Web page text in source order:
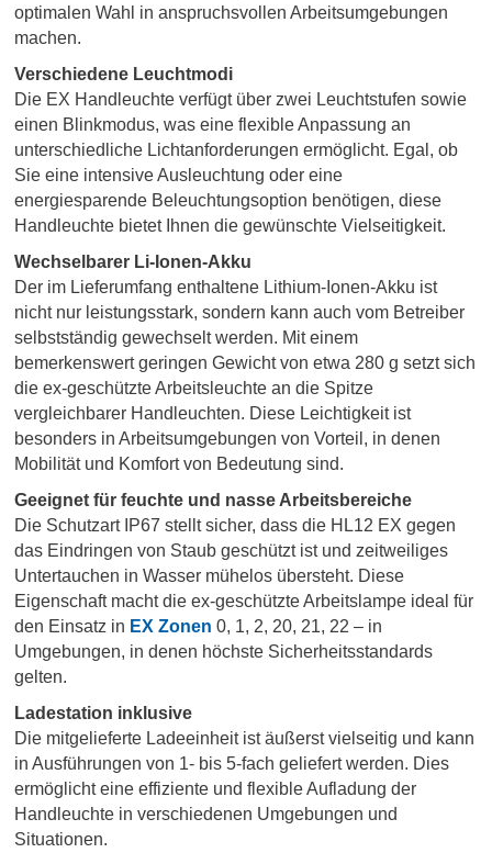
optimalen Wahl in anspruchsvollen Arbeitsumgebungen
machen.
Verschiedene Leuchtmodi
Die EX Handleuchte verfügt über zwei Leuchtstufen sowie
einen Blinkmodus, was eine flexible Anpassung an
unterschiedliche Lichtanforderungen ermöglicht. Egal, ob
Sie eine intensive Ausleuchtung oder eine
energiesparende Beleuchtungsoption benötigen, diese
Handleuchte bietet Ihnen die gewünschte Vielseitigkeit.
Wechselbarer Li-Ionen-Akku
Der im Lieferumfang enthaltene Lithium-Ionen-Akku ist
nicht nur leistungsstark, sondern kann auch vom Betreiber
selbstständig gewechselt werden. Mit einem
bemerkenswert geringen Gewicht von etwa 280 g setzt sich
die ex-geschützte Arbeitsleuchte an die Spitze
vergleichbarer Handleuchten. Diese Leichtigkeit ist
besonders in Arbeitsumgebungen von Vorteil, in denen
Mobilität und Komfort von Bedeutung sind.
Geeignet für feuchte und nasse Arbeitsbereiche
Die Schutzart IP67 stellt sicher, dass die HL12 EX gegen
das Eindringen von Staub geschützt ist und zeitweiliges
Untertauchen in Wasser mühelos übersteht. Diese
Eigenschaft macht die ex-geschützte Arbeitslampe ideal für
den Einsatz in EX Zonen 0, 1, 2, 20, 21, 22 – in
Umgebungen, in denen höchste Sicherheitsstandards
gelten.
Ladestation inklusive
Die mitgelieferte Ladeeinheit ist äußerst vielseitig und kann
in Ausführungen von 1- bis 5-fach geliefert werden. Dies
ermöglicht eine effiziente und flexible Aufladung der
Handleuchte in verschiedenen Umgebungen und
Situationen.